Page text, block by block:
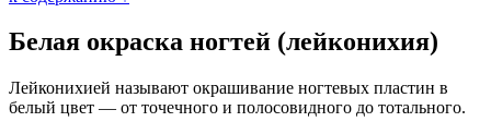
Белая окраска ногтей (лейконихия)
Лейконихией называют окрашивание ногтевых пластин в
белый цвет — от точечного и полосовидного до тотального.